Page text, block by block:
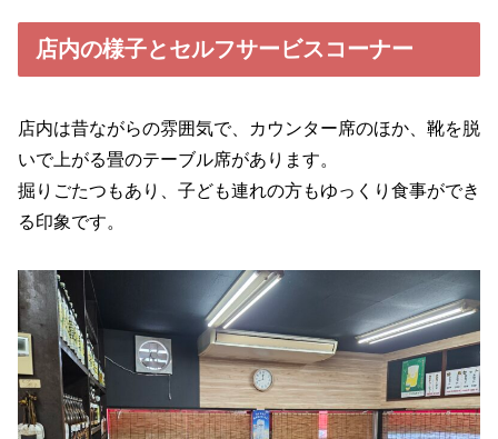
店内の様子とセルフサービスコーナー
店内は昔ながらの雰囲気で、カウンター席のほか、靴を脱
いで上がる畳のテーブル席があります。
掘りごたつもあり、子ども連れの方もゆっくり食事ができ
る印象です。